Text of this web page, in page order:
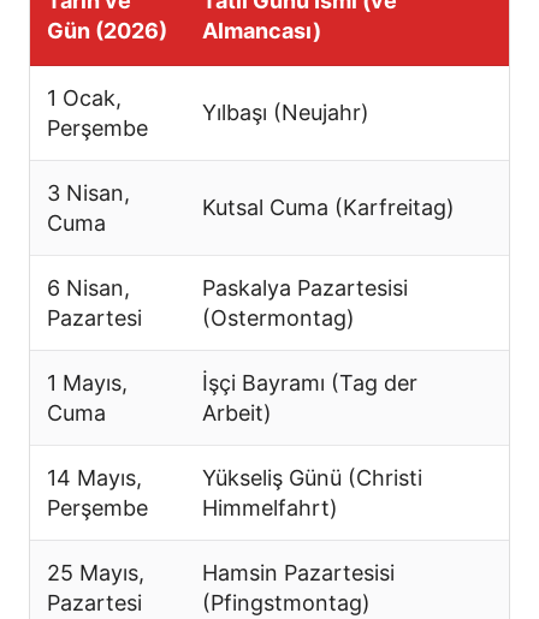
Gün (2026)
Almancası)
1 Ocak,
Perşembe
Yılbaşı (Neujahr)
3 Nisan,
Cuma
Kutsal Cuma (Karfreitag)
6 Nisan,
Pazartesi
Paskalya Pazartesisi
(Ostermontag)
1 Mayıs,
Cuma
İşçi Bayramı (Tag der
Arbeit)
14 Mayıs,
Perşembe
Yükseliş Günü (Christi
Himmelfahrt)
25 Mayıs,
Pazartesi
Hamsin Pazartesisi
(Pfingstmontag)